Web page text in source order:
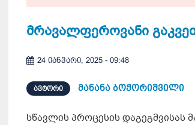
მრავალფეროვანი
24 იანვარი, 2025 - 09:48
ᲐᲕᲢᲝᲠᲘ მანანა ბოჭორიშვილი
სწავლის პროცესის